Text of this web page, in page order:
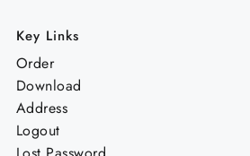
Key Links
Order
Download
Address
Logout